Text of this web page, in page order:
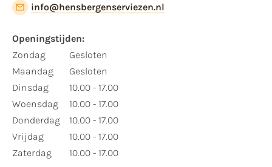
info@hensbergenserviezen.nl
Openingstijden:​
​Zondag
Maandag
Dinsdag
Woensdag
Donderdag
Vrijdag
Zaterdag
Gesloten
Gesloten
10.00 - 17.00
10.00 - 17.00
10.00 - 17.00
10.00 - 17.00
10.00 - 17.00